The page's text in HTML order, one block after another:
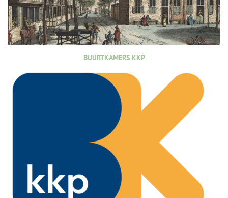
BUURTKAMERS KKP